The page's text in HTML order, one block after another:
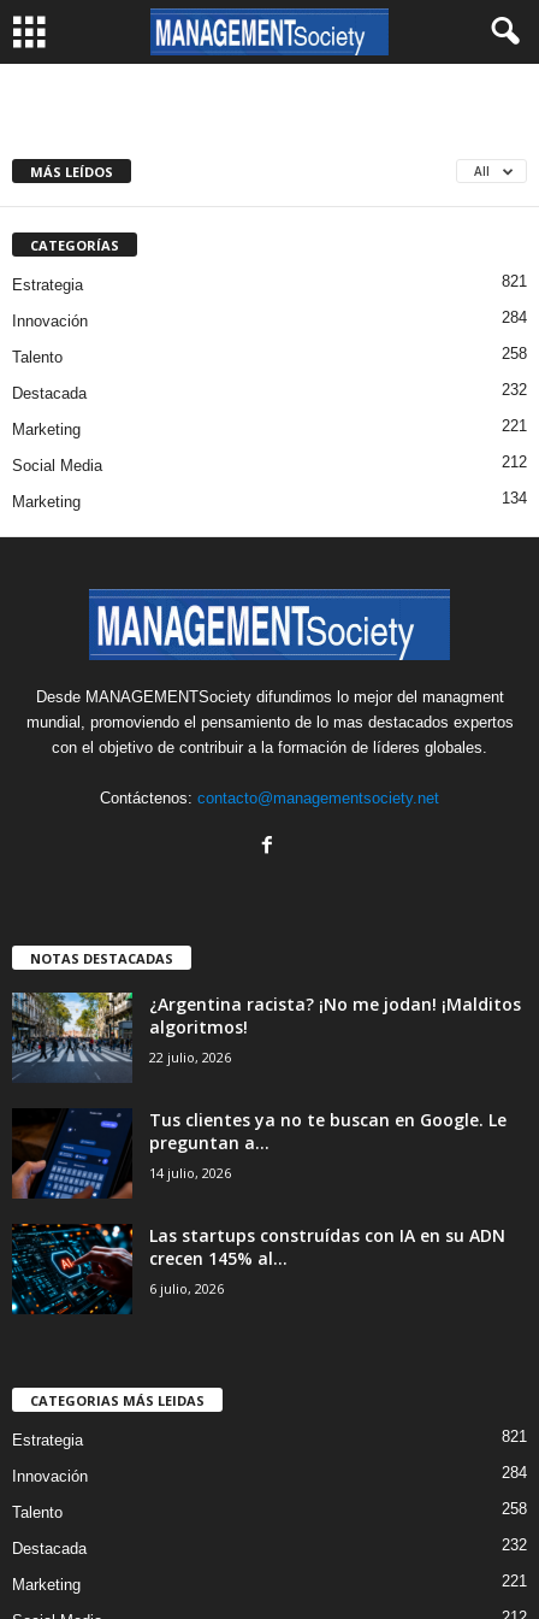
MÁS LEÍDOS All
CATEGORÍAS
Estrategia 821
Innovación 284
Talento 258
Destacada 232
Marketing 221
Social Media 212
Marketing 134
Desde MANAGEMENTSociety difundimos lo mejor del managment
mundial, promoviendo el pensamiento de lo mas destacados expertos
con el objetivo de contribuir a la formación de líderes globales.
Contáctenos: contacto@managementsociety.net
NOTAS DESTACADAS
¿Argentina racista? ¡No me jodan! ¡Malditos
algoritmos!
22 julio, 2026
Tus clientes ya no te buscan en Google. Le
preguntan a...
14 julio, 2026
Las startups construídas con IA en su ADN
crecen 145% al...
6 julio, 2026
CATEGORIAS MÁS LEIDAS
Estrategia 821
Innovación 284
Talento 258
Destacada 232
Marketing 221